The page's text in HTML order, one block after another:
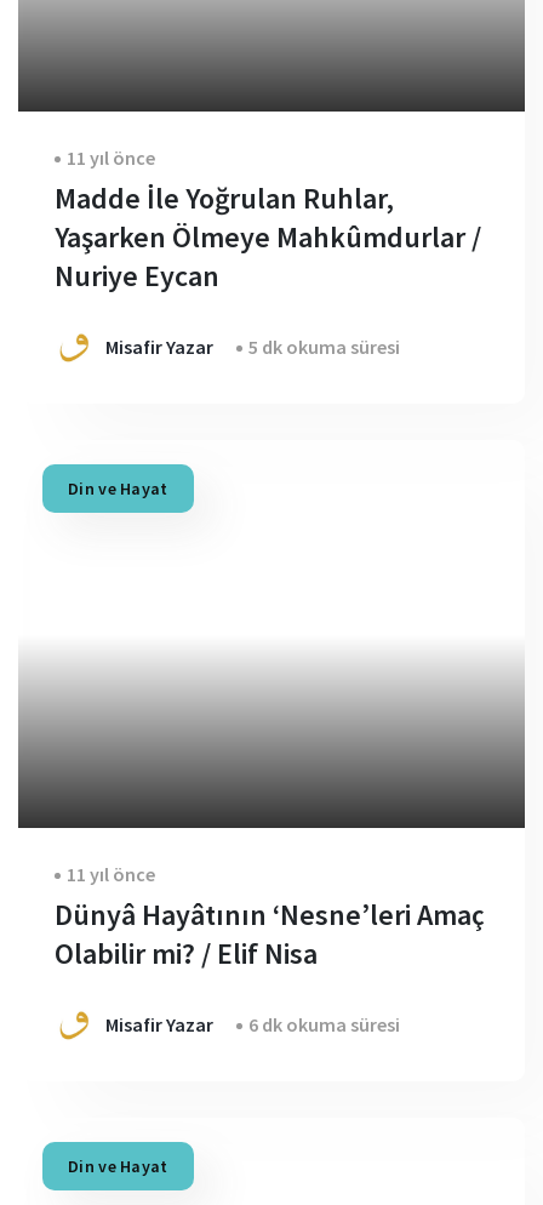
11 yıl önce
Madde İle Yoğrulan Ruhlar,
Yaşarken Ölmeye Mahkûmdurlar /
Nuriye Eycan
Misafir Yazar 5 dk okuma süresi
Din ve Hayat
11 yıl önce
Dünyâ Hayâtının ‘Nesne’leri Amaç
Olabilir mi? / Elif Nisa
Misafir Yazar 6 dk okuma süresi
Din ve Hayat